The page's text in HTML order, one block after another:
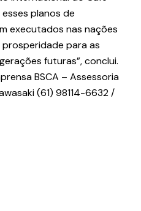
planos de
executados nas nações
para as
futuras”, conclui.
BSCA – Assessoria
(61) 98114-6632 /